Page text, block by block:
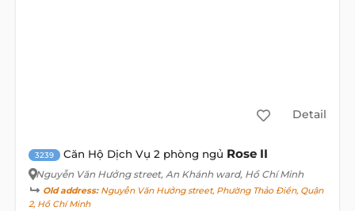
Detail
3239 Căn Hộ Dịch Vụ 2 phòng ngủ Rose II
Nguyễn Văn Hưởng street, An Khánh ward, Hồ Chí Minh
Old address:Nguyễn Văn Hưởng street, Phường Thảo Điền, Quận
2, Hồ Chí Minh